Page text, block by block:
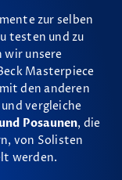
zur selben
testen und zu
wir unsere
Masterpiece
den anderen
vergleiche
Posaunen, die
von Solisten
werden.